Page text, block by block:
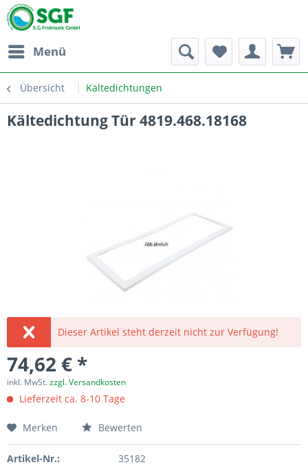
Menü
Übersicht Kältedichtungen
Kältedichtung Tür 4819.468.18168
Dieser Artikel steht derzeit nicht zur Verfügung!
74,62 € *
inkl. MwSt.zzgl. Versandkosten
Lieferzeit ca. 8-10 Tage
Merken Bewerten
Artikel-Nr.: 35182